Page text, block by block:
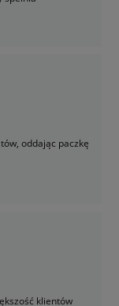
oddając paczkę
klientów